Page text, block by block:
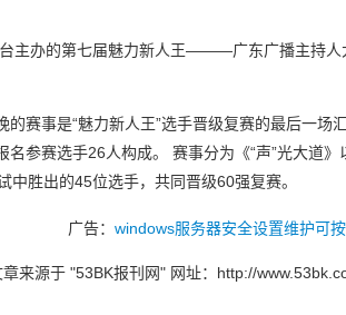
主办的第七届魅力新人王———广东广播主持人
的赛事是“魅力新人王”选手晋级复赛的最后一
参赛选手26人构成。 赛事分为《“声”光大道
胜出的45位选手，共同晋级60强复赛。
广告： windows服务器安全设置维护可
来源于 "53BK报刊网" 网址： http://